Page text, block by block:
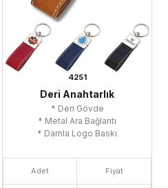
4251
Deri Anahtarlık
* Deri Gövde
* Metal Ara Bağlantı
* Damla Logo Baskı
Adet Fiyat